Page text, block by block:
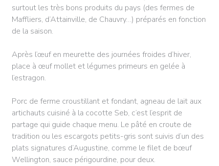
surtout les très bons produits du pays (des fermes de
Maffliers, d’Attainville, de Chauvry…) préparés en fonction
de la saison.
Après l’œuf en meurette des journées froides d’hiver,
place à œuf mollet et légumes primeurs en gelée à
l’estragon.
Porc de ferme croustillant et fondant, agneau de lait aux
artichauts cuisiné à la cocotte Seb, c’est l’esprit de
partage qui guide chaque menu. Le pâté en croute de
tradition ou les escargots petits-gris sont suivis d’un des
plats signatures d’Augustine, comme le filet de bœuf
Wellington, sauce périgourdine, pour deux.